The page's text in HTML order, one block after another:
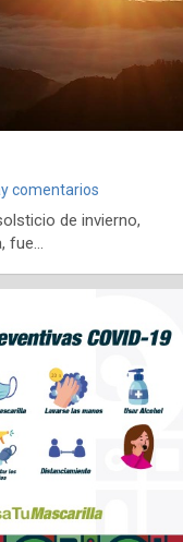
comentarios
de invierno,
fue…